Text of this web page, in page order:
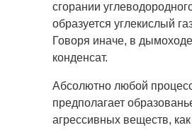
сгорании
образуется углекислый
Говоря иначе, в
конденсат.
Абсолютно любой
предполагает
агрессивных веществ, как